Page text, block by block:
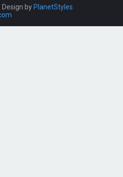
Design by PlanetStyles